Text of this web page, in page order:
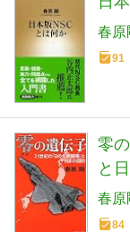
春原
91
零
と
春原
84